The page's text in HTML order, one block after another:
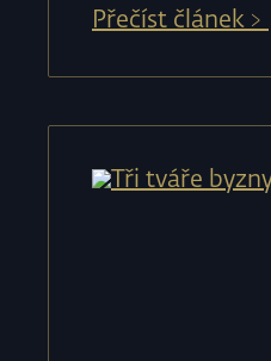
Přečíst článek﹥